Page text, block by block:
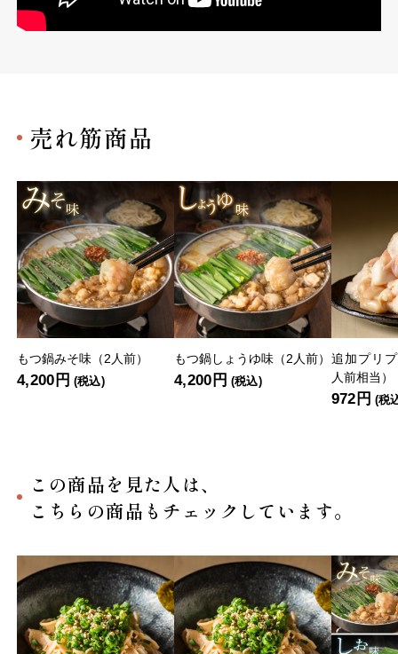
売れ筋商品
もつ鍋みそ味（2人前）
4,200円 (税込)
もつ鍋しょうゆ味（2人前）
4,200円 (税込)
追加プリ
人前相当）
972円 (税
この商品を見た人は、
こちらの商品もチェックしています。